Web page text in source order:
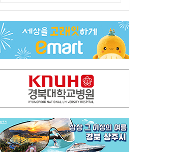
[농지 전수조사 폐해] 실경작농·청년농 부담도 커진다
아쉬운 태클
TK신공항 참여 주저한 LH, 광주군공항 사업에는 앞장